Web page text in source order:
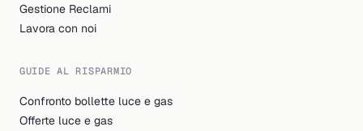
Gestione Reclami
Lavora con noi
GUIDE AL RISPARMIO
Confronto bollette luce e gas
Offerte luce e gas